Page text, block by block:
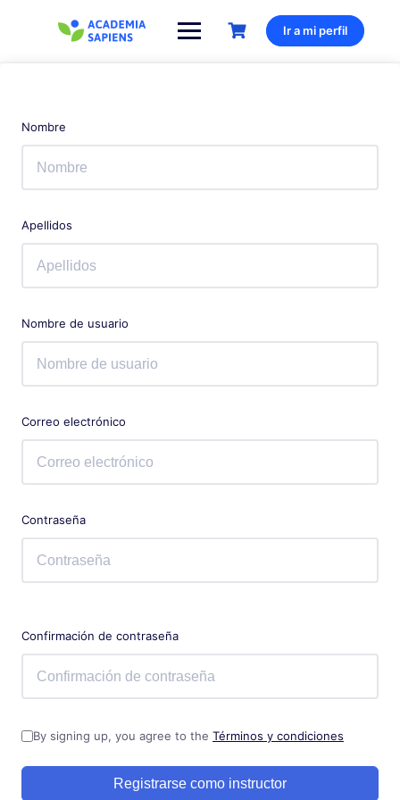
Ir a mi perfil
Nombre
Apellidos
Nombre de usuario
Correo electrónico
Contraseña
Confirmación de contraseña
By signing up, you agree to the Términos y condiciones
Registrarse como instructor